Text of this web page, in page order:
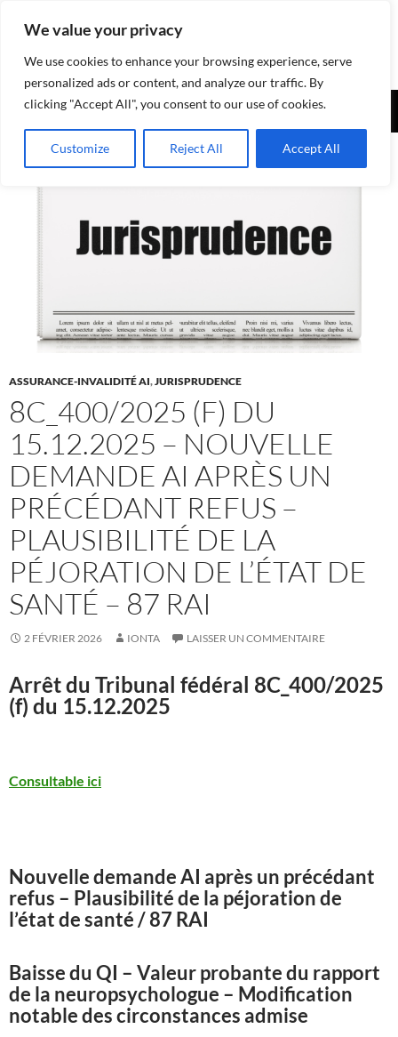
We value your privacy
We use cookies to enhance your browsing experience, serve
personalized ads or content, and analyze our traffic. By
clicking "Accept All", you consent to our use of cookies.
Customize Reject All Accept All
Assurances-sociales.info
Recherche
ASSURANCE-INVALIDITÉ AI,JURISPRUDENCE
8C_400/2025 (F) DU
15.12.2025 – NOUVELLE
DEMANDE AI APRÈS UN
PRÉCÉDANT REFUS –
PLAUSIBILITÉ DE LA
PÉJORATION DE L’ÉTAT DE
SANTÉ – 87 RAI
2 FÉVRIER 2026 IONTA LAISSER UN COMMENTAIRE
Arrêt du Tribunal fédéral 8C_400/2025
(f) du 15.12.2025
Consultable ici
Nouvelle demande AI après un précédant
refus – Plausibilité de la péjoration de
l’état de santé / 87 RAI
Baisse du QI – Valeur probante du rapport
de la neuropsychologue – Modification
notable des circonstances admise